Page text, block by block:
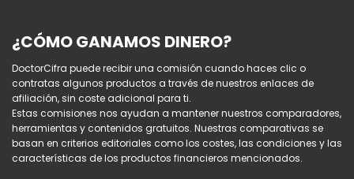
¿CÓMO GANAMOS DINERO?
DoctorCifra puede recibir una comisión cuando haces clic o
contratas algunos productos a través de nuestros enlaces de
afiliación, sin coste adicional para ti.
Estas comisiones nos ayudan a mantener nuestros comparadores,
herramientas y contenidos gratuitos. Nuestras comparativas se
basan en criterios editoriales como los costes, las condiciones y las
características de los productos financieros mencionados.